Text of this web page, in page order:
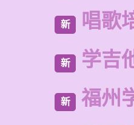
新 唱歌
新 学吉
新 福州